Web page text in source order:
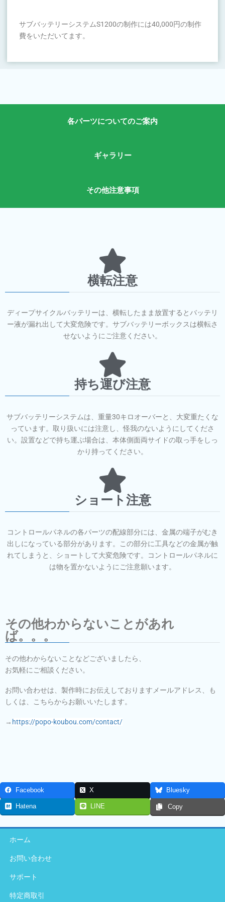
サブバッテリーシステムS1200の制作には40,000円の制作
費をいただいてます。
各パーツについてのご案内
ギャラリー
その他注意事項
横転注意
ディープサイクルバッテリーは、横転したまま放置するとバッテリ
ー液が漏れ出して大変危険です。サブバッテリーボックスは横転さ
せないようにご注意ください。
持ち運び注意
サブバッテリーシステムは、重量30キロオーバーと、大変重たくな
っています。取り扱いには注意し、怪我のないようにしてくださ
い。設置などで持ち運ぶ場合は、本体側面両サイドの取っ手をしっ
かり持ってください。
ショート注意
コントロールパネルの各パーツの配線部分には、金属の端子がむき
出しになっている部分があります。この部分に工具などの金属が触
れてしまうと、ショートして大変危険です。コントロールパネルに
は物を置かないようにご注意願います。
その他わからないことがあれ
ば。。。
その他わからないことなどございましたら、
お気軽にご相談ください。
お問い合わせは、製作時にお伝えしておりますメールアドレス、も
しくは、こちらからお願いいたします。
→ https://popo-koubou.com/contact/
Facebook X Bluesky
Hatena LINE Copy
ホーム
お問い合わせ
サポート
特定商取引